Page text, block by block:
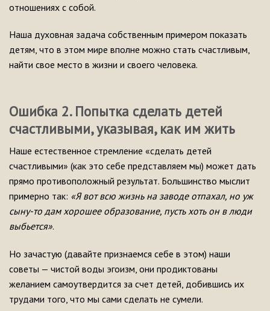
отношениях с собой.
Наша духовная задача собственным примером показать
детям, что в этом мире вполне можно стать счастливым,
найти свое место в жизни и своего человека.
Ошибка 2. Попытка сделать детей
счастливыми, указывая, как им жить
Наше естественное стремление «сделать детей
счастливыми» (как это себе представляем мы) может дать
прямо противоположный результат. Большинство мыслит
примерно так: «Я вот всю жизнь на заводе отпахал, но уж
сыну-то дам хорошее образование, пусть хоть он в люди
выбьется».
Но зачастую (давайте признаемся себе в этом) наши
советы — чистой воды эгоизм, они продиктованы
желанием самоутвердится за счет детей, добившись их
трудами того, что мы сами сделать не сумели.